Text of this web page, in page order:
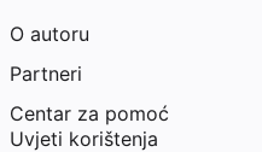
O autoru
Partneri
Centar za pomoć
Uvjeti korištenja